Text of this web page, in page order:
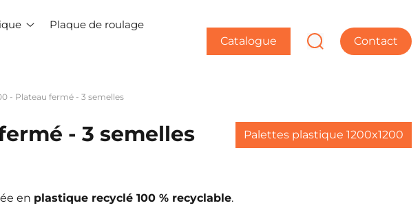
Plaque de roulage
Catalogue Contact
- Plateau fermé - 3 semelles
- 3 semelles Palettes plastique 1200x1200
en plastique recyclé 100 % recyclable.